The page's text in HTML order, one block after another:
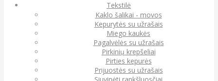
Tekstilė
Kaklo šalikai - movos
Kepurytės su užrašais
Miego kaukės
Pagalvėlės su užrašais
Pirkinių krepšeliai
Pirties kepurės
Prijuostės su užrašais
Siuvinėti rankšluosčiai